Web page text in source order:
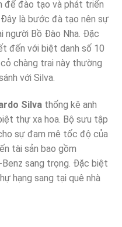
để đào tạo và phát triển
là bước đà tạo nên sự
người Bồ Đào Nha. Đặc
đến với biệt danh số 10
chàng trai này thường
với Silva.
Silva thống kê anh
thự xa hoa. Bộ sưu tập
sự đam mê tốc độ của
tài sản bao gồm
sang trọng. Đặc biệt
hạng sang tại quê nhà